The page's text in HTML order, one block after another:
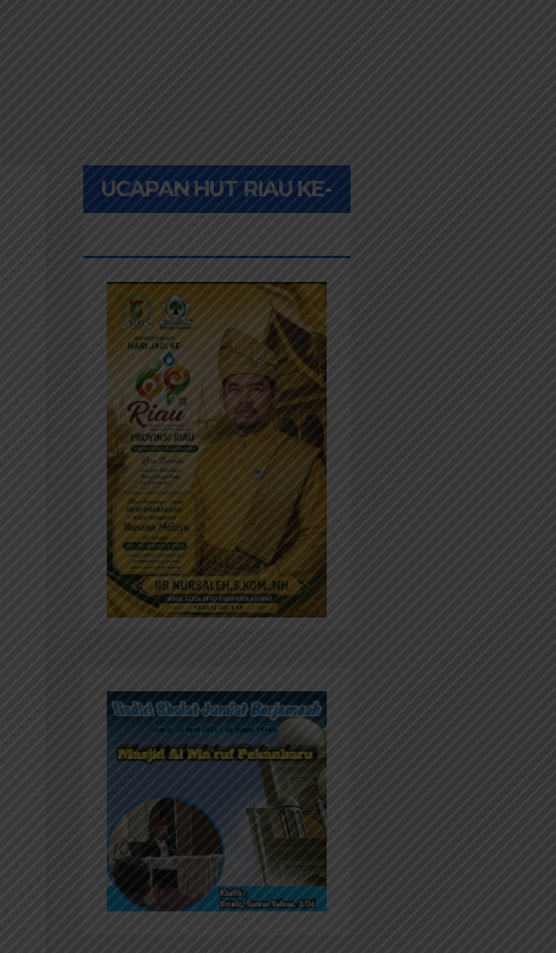
UCAPAN HUT RIAU KE-